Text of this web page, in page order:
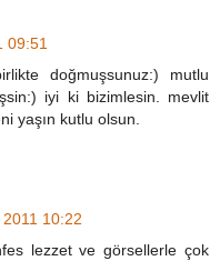
09:51
doğmuşsunuz:) mutlu
iyi ki bizimlesin. mevlit
yaşın kutlu olsun.
10:22
lezzet ve görsellerle çok